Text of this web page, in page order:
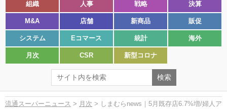
組織 人事 戦略 決算
M&A 店舗 新商品 販促
システム Eコマース 統計 海外
月次 CSR 新型コロナ
流通スーパーニュース > 月次 > しまむらnews｜5月既存店6.7%増/婦人ア